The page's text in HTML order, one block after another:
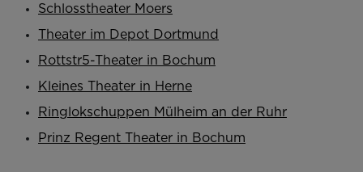
Schlosstheater Moers
Theater im Depot Dortmund
Rottstr5-Theater in Bochum
Kleines Theater in Herne
Ringlokschuppen Mülheim an der Ruhr
Prinz Regent Theater in Bochum